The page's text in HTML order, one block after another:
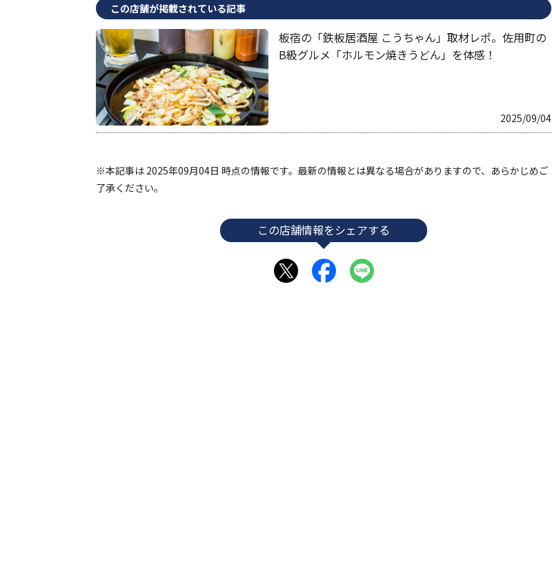
この店舗が掲載されている記事
板宿の「鉄板居酒屋 こうちゃん」取材レポ。佐用町の
B級グルメ「ホルモン焼きうどん」を体感！
2025/09/04
※本記事は 2025年09月04日 時点の情報です。最新の情報とは異なる場合がありますので、あらかじめご
了承ください。
この店舗情報をシェアする